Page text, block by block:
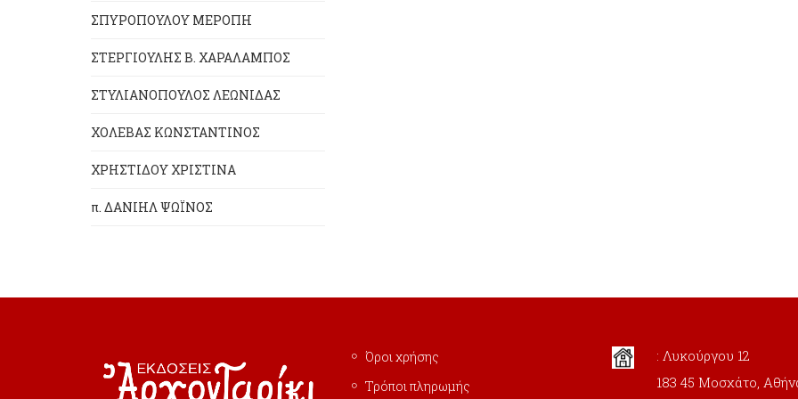
ΣΠΥΡΟΠΟΥΛΟΥ ΜΕΡΟΠΗ
ΣΤΕΡΓΙΟΥΛΗΣ Β. ΧΑΡΑΛΑΜΠΟΣ
ΣΤΥΛΙΑΝΟΠΟΥΛΟΣ ΛΕΩΝΙΔΑΣ
ΧΟΛΕΒΑΣ ΚΩΝΣΤΑΝΤΙΝΟΣ
ΧΡΗΣΤΙΔΟΥ ΧΡΙΣΤΙΝΑ
π. ΔΑΝΙΗΛ ΨΩΪΝΟΣ
Όροι χρήσης
Τρόποι πληρωμής
: Λυκούργου 12
183 45 Μοσχάτο,